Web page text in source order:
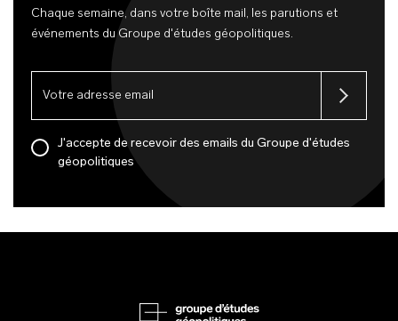
Chaque semaine, dans votre boîte mail, les parutions et
événements du Groupe d'études géopolitiques.
J'accepte de recevoir des emails du Groupe d'études
géopolitiques